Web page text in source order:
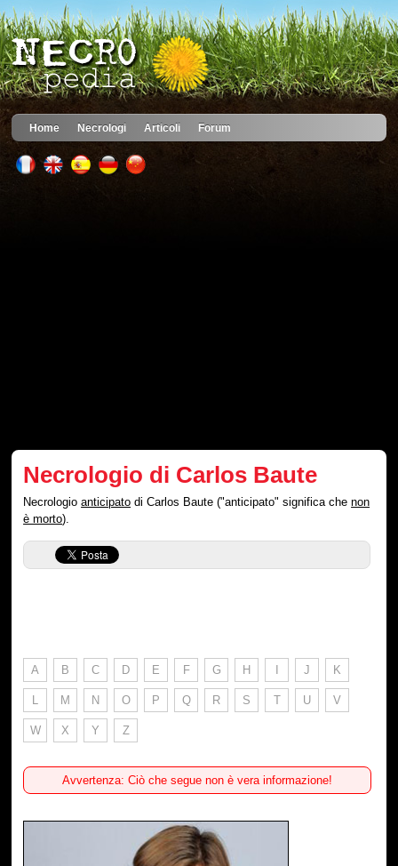
Home Necrologi Articoli Forum
Necrologio di Carlos Baute
Necrologioanticipato di Carlos Baute ("anticipato" significa chenon
è morto).
A B C D E F G H I J K
L M N O P Q R S T U V
W X Y Z
Avvertenza: Ciò che segue non è vera informazione!